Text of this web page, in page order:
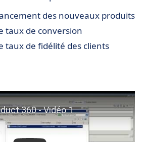
des nouveaux produits
taux de conversion
taux de fidélité des clients